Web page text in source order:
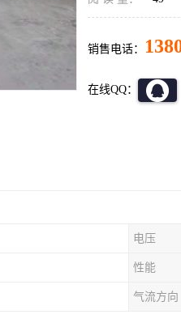
销售电话：
在线QQ：
电压
性能
气流方向